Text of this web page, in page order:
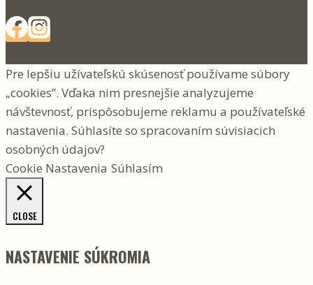
Pre lepšiu užívateľskú skúsenosť používame súbory
„cookies”. Vďaka nim presnejšie analyzujeme
návštevnosť, prispôsobujeme reklamu a používateľské
nastavenia. Súhlasíte so spracovaním súvisiacich
osobných údajov?
Cookie Nastavenia Súhlasím
CLOSE
NASTAVENIE SÚKROMIA